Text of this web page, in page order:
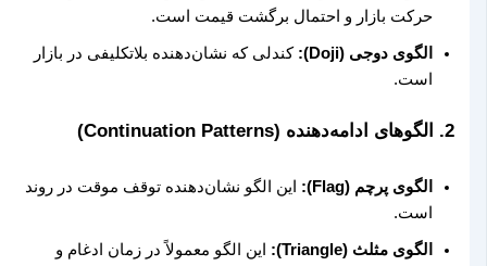
حرکت بازار و احتمال برگشت قیمت است.
الگوی دوجی (Doji):
کندلی که نشان‌دهنده بلاتکلیفی در بازار
است.
2. الگوهای ادامه‌دهنده (Continuation Patterns)
الگوی پرچم (Flag):
این الگو نشان‌دهنده توقف موقت در روند
است.
الگوی مثلث (Triangle):
این الگو معمولاً در زمان ادغام و